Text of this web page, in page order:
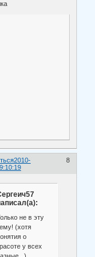
8
2010-
не в эту
(хотя
о
у всех